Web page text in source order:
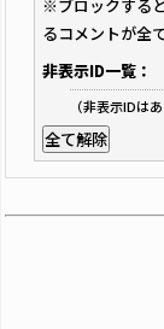
※ブロックする
るコメントが全
非表示ID一覧：
（非表示IDは
全て解除